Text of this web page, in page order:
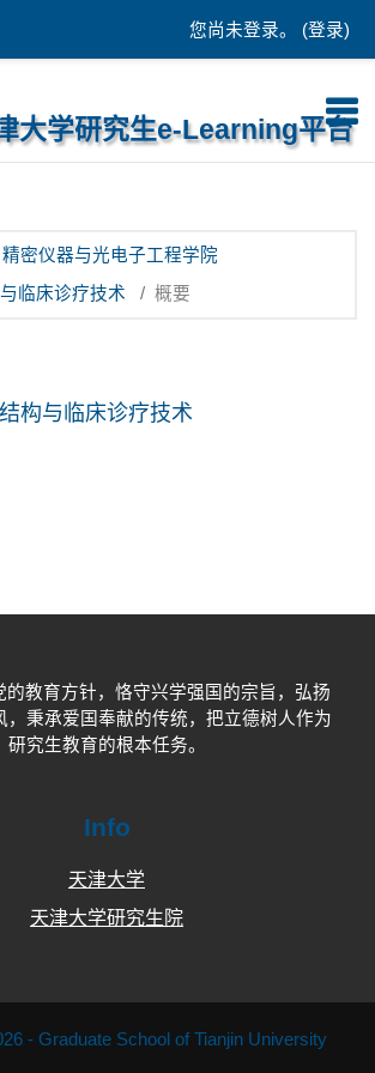
您尚未登录。 (登录)
大学研究生e-Learning平台
精密仪器与光电子工程学院
临床诊疗技术
概要
构与临床诊疗技术
的教育方针，恪守兴学强国的宗旨，弘扬
，秉承爱国奉献的传统，把立德树人作为
研究生教育的根本任务。
Info
天津大学
天津大学研究生院
- Graduate School of Tianjin University